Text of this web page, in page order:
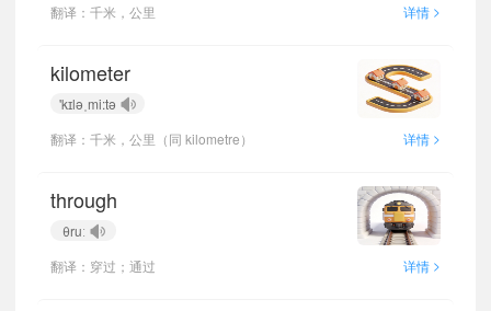
翻译：千米，公里
详情 >
kilometer
'kɪləˌmi:tə
翻译：千米，公里（同 kilometre）
详情 >
through
θruː
翻译：穿过；通过
详情 >